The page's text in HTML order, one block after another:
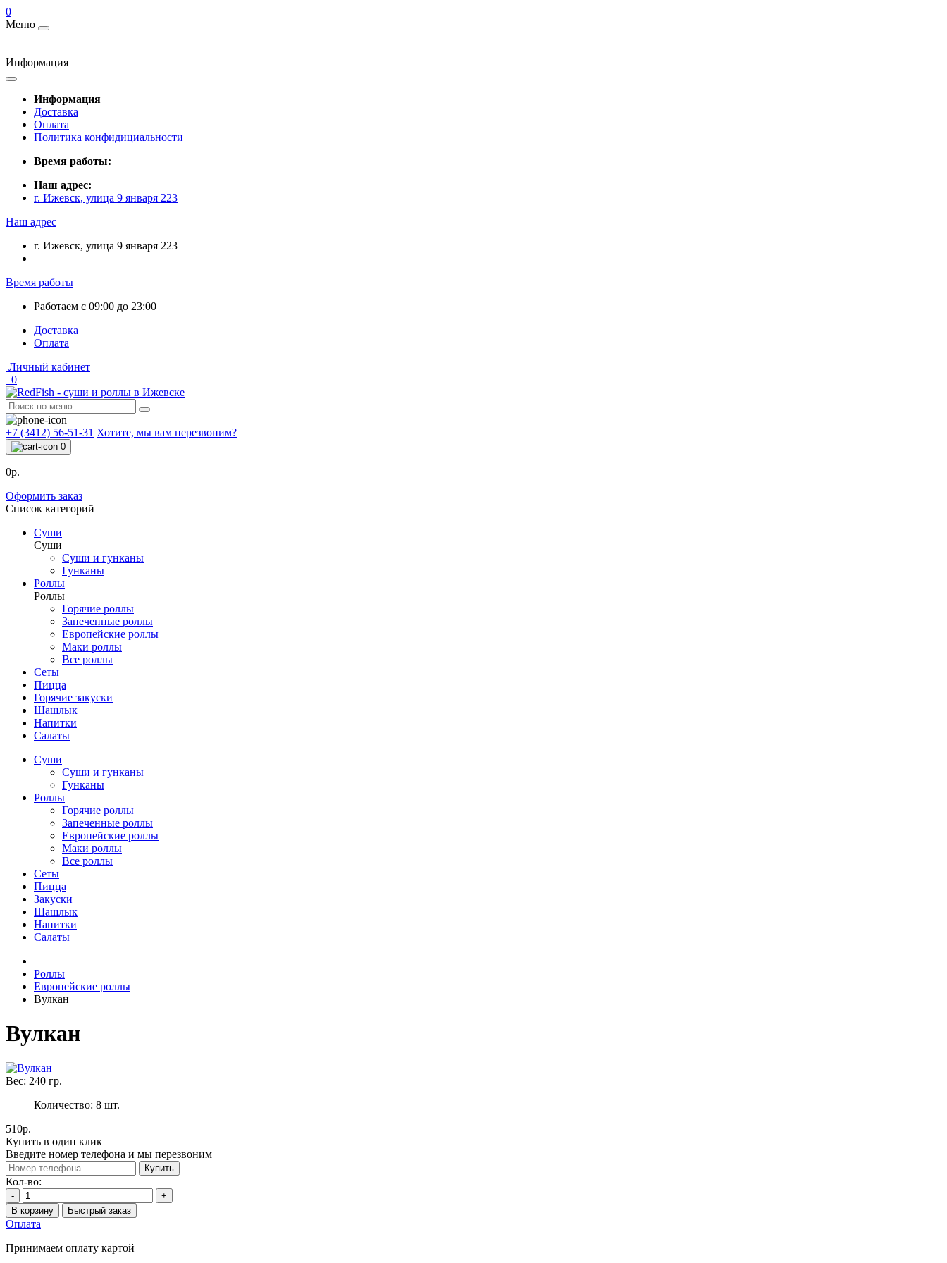
0
Меню
Информация
Информация
Доставка
Оплата
Политика конфидициальности
Время работы:
Наш адрес:
г. Ижевск, улица 9 января 223
Наш адрес
г. Ижевск, улица 9 января 223
Время работы
Работаем с 09:00 до 23:00
Доставка
Оплата
Личный кабинет
0
+7 (3412) 56-51-31 Хотите, мы вам перезвоним?
0
0р.
Оформить заказ
Список категорий
Суши
Суши
Суши и гунканы
Гунканы
Роллы
Роллы
Горячие роллы
Запеченные роллы
Европейские роллы
Маки роллы
Все роллы
Сеты
Пицца
Горячие закуски
Шашлык
Напитки
Салаты
Суши
Суши и гунканы
Гунканы
Роллы
Горячие роллы
Запеченные роллы
Европейские роллы
Маки роллы
Все роллы
Сеты
Пицца
Закуски
Шашлык
Напитки
Салаты
Роллы
Европейские роллы
Вулкан
Вулкан
Вес: 240 гр.
Количество: 8 шт.
510р.
Купить в один клик
Введите номер телефона и мы перезвоним
Купить
Кол-во:
-
+
В корзину
Быстрый заказ
Оплата
Принимаем оплату картой